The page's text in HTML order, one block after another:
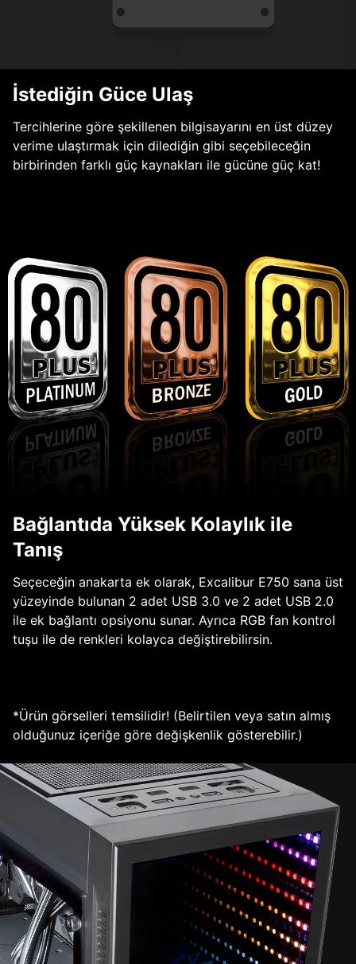
İstediğin Güce Ulaş
Tercihlerine göre şekillenen bilgisayarını en üst düzey
verime ulaştırmak için dilediğin gibi seçebileceğin
birbirinden farklı güç kaynakları ile gücüne güç kat!
Bağlantıda Yüksek Kolaylık ile
Tanış
Seçeceğin anakarta ek olarak, Excalibur E750 sana üst
yüzeyinde bulunan 2 adet USB 3.0 ve 2 adet USB 2.0
ile ek bağlantı opsiyonu sunar. Ayrıca RGB fan kontrol
tuşu ile de renkleri kolayca değiştirebilirsin.
*Ürün görselleri temsilidir! (Belirtilen veya satın almış
olduğunuz içeriğe göre değişkenlik gösterebilir.)